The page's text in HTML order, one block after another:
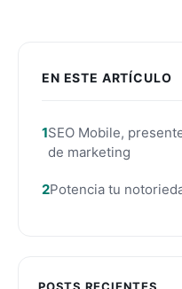
EN ESTE ARTÍCULO
SEO Mobile,
de marketing
Potencia tu
POSTS RECIENTES